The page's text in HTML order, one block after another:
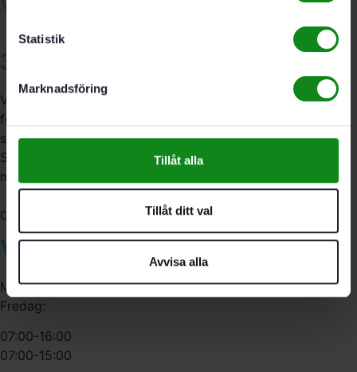
Statistik
Marknadsföring
Tillåt alla
Tillåt ditt val
Avvisa alla
3A Byggdelen
Vi är återförsäljare av elverktyg, tillbehör, infästning och
förbrukningsmaterial. Vi har en fysisk butik och
serviceverkstad i Stockholm samt en e-handel för hela
Sverige. Av oss får du professionell service av
medarbetare med gedigen erfarenhet.
Org. nr:
Våra öppettider
Måndag-Torsdag:
Fredag:
07:00-16:00
07:00-15:00